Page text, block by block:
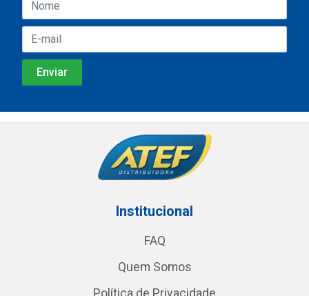
Institucional
FAQ
Quem Somos
Política de Privacidade